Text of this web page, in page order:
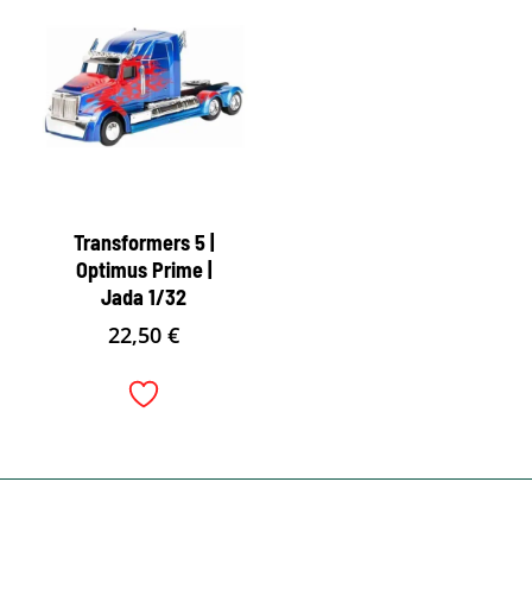
Transformers 5 |
Optimus Prime |
Jada 1/32
22,50€